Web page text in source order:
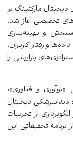
دیجیتال مارکتینگ بر
تخصصی آغاز شد.
و بهینه‌سازی
و رفتار کاربران،
بازاریابی را
و فناوری»،
دیجیتال
از تجربیات
برنامه تحقیقاتی این